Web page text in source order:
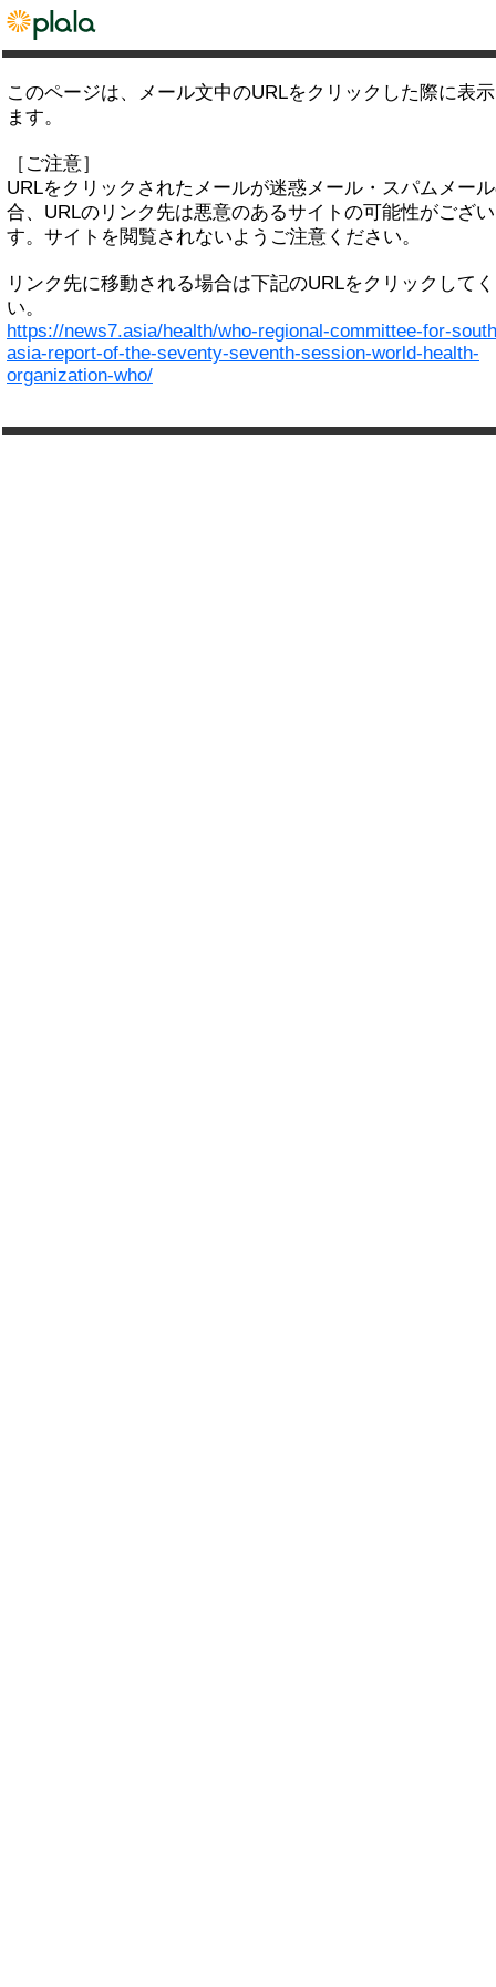
このページは、メール文中のURLをクリックした際に表
ます。
［ご注意］
URLをクリックされたメールが迷惑メール・スパムメー
合、URLのリンク先は悪意のあるサイトの可能性がござ
す。サイトを閲覧されないようご注意ください。
リンク先に移動される場合は下記のURLをクリックして
い。
https://news7.asia/health/who-regional-committee-for-
asia-report-of-the-seventy-seventh-session-world-health-
organization-who/